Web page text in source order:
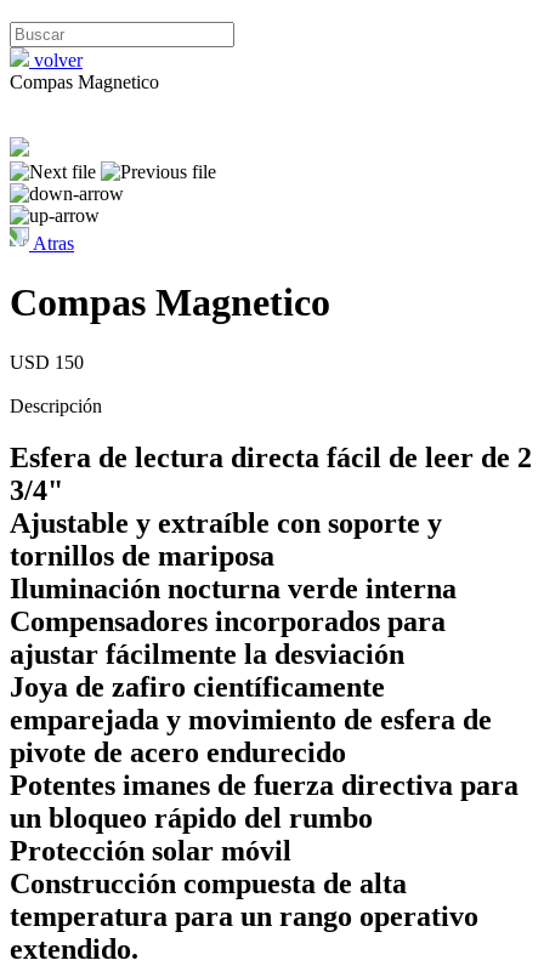
volver
Compas Magnetico
Atras
Compas Magnetico
USD 150
Descripción
Esfera de lectura directa fácil de leer de 2
3/4"
Ajustable y extraíble con soporte y
tornillos de mariposa
Iluminación nocturna verde interna
Compensadores incorporados para
ajustar fácilmente la desviación
Joya de zafiro científicamente
emparejada y movimiento de esfera de
pivote de acero endurecido
Potentes imanes de fuerza directiva para
un bloqueo rápido del rumbo
Protección solar móvil
Construcción compuesta de alta
temperatura para un rango operativo
extendido.